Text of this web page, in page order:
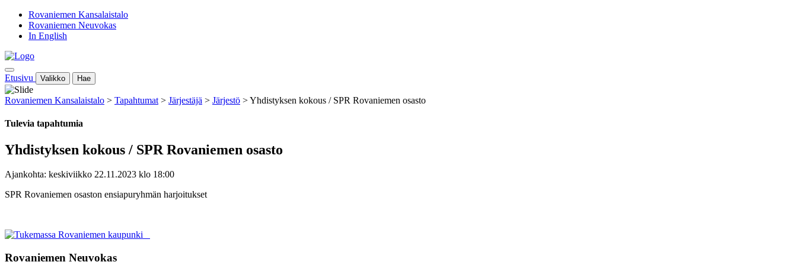
Rovaniemen Kansalaistalo
Rovaniemen Neuvokas
In English
Etusivu Valikko Hae
Rovaniemen Kansalaistalo > Tapahtumat > Järjestäjä > Järjestö >Yhdistyksen kokous / SPR Rovaniemen osasto
Tulevia tapahtumia
Yhdistyksen kokous / SPR Rovaniemen osasto
Ajankohta: keskiviikko 22.11.2023 klo 18:00
SPR Rovaniemen osaston ensiapuryhmän harjoitukset
Rovaniemen Neuvokas